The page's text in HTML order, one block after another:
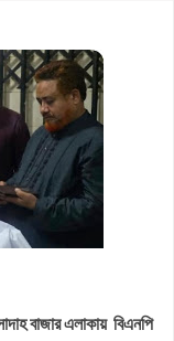
১ শতাংশও
অনিয়মের অভিযোগ,
নাহিদ ইসলাম
বাজার এলাকায় বিএনপি